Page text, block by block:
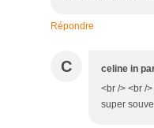
Répondre
C celine in
<br /> <br /
super